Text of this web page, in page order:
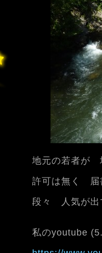
地元の若者が
許可は無く 届
段々 人気が
私のyoutube